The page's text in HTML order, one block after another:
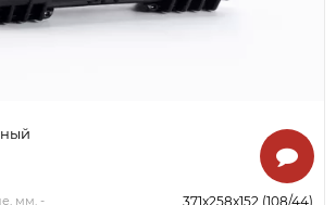
мм. - 371x258x152 (108/44)